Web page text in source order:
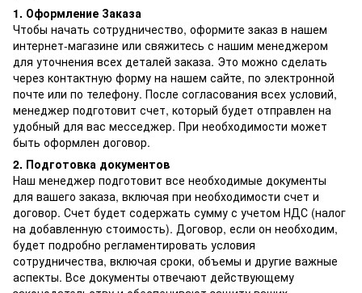
1. Оформление Заказа
Чтобы начать сотрудничество, оформите заказ в нашем
интернет-магазине или свяжитесь с нашим менеджером
для уточнения всех деталей заказа. Это можно сделать
через контактную форму на нашем сайте, по электронной
почте или по телефону. После согласования всех условий,
менеджер подготовит счет, который будет отправлен на
удобный для вас месседжер. При необходимости может
быть оформлен договор.
2. Подготовка документов
Наш менеджер подготовит все необходимые документы
для вашего заказа, включая при необходимости счет и
договор. Счет будет содержать сумму с учетом НДС (налог
на добавленную стоимость). Договор, если он необходим,
будет подробно регламентировать условия
сотрудничества, включая сроки, объемы и другие важные
аспекты. Все документы отвечают действующему